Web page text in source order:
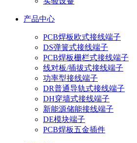
产品中心
PCB焊板欧式接线端子
DS弹簧式接线端子
PCB焊板栅栏式接线端子
线对板/插拔式接线端子
功率型接线端子
DR普通导轨式接线端子
DH穿墙式接线端子
新能源储能接线端子
DE模块端子
PCB焊板五金插件